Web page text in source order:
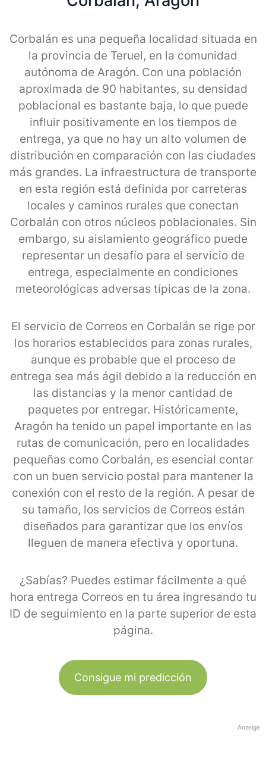
Corbalán es una pequeña localidad situada en
la provincia de Teruel, en la comunidad
autónoma de Aragón. Con una población
aproximada de 90 habitantes, su densidad
poblacional es bastante baja, lo que puede
influir positivamente en los tiempos de
entrega, ya que no hay un alto volumen de
distribución en comparación con las ciudades
más grandes. La infraestructura de transporte
en esta región está definida por carreteras
locales y caminos rurales que conectan
Corbalán con otros núcleos poblacionales. Sin
embargo, su aislamiento geográfico puede
representar un desafío para el servicio de
entrega, especialmente en condiciones
meteorológicas adversas típicas de la zona.
El servicio de Correos en Corbalán se rige por
los horarios establecidos para zonas rurales,
aunque es probable que el proceso de
entrega sea más ágil debido a la reducción en
las distancias y la menor cantidad de
paquetes por entregar. Históricamente,
Aragón ha tenido un papel importante en las
rutas de comunicación, pero en localidades
pequeñas como Corbalán, es esencial contar
con un buen servicio postal para mantener la
conexión con el resto de la región. A pesar de
su tamaño, los servicios de Correos están
diseñados para garantizar que los envíos
lleguen de manera efectiva y oportuna.
¿Sabías? Puedes estimar fácilmente a qué
hora entrega Correos en tu área ingresando tu
ID de seguimiento en la parte superior de esta
página.
Consigue mi predicción
Anzeige